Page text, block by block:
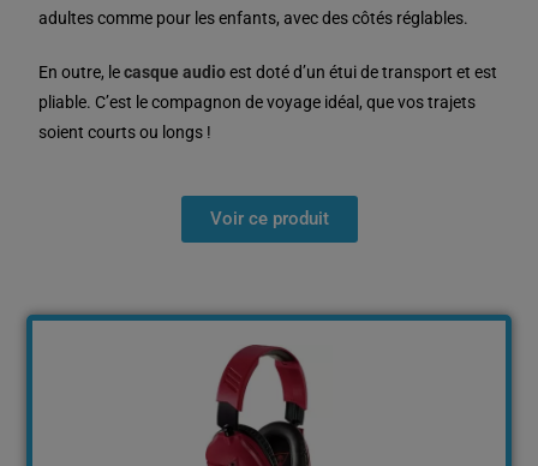
adultes comme pour les enfants, avec des côtés réglables.
En outre, lecasque audioest doté d’un étui de transport et est
pliable. C’est le compagnon de voyage idéal, que vos trajets
soient courts ou longs !
Voir ce produit